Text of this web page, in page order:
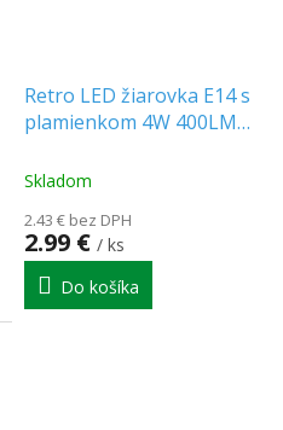
Retro LED žiarovka E14 s
plamienkom 4W 400LM
Skladom
2.43 € bez DPH
2.99 € / ks
Do košíka